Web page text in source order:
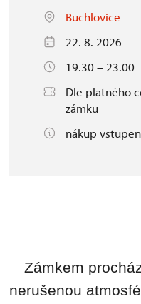
Buchlovice
22. 8. 2026
19.30 – 23.00
Dle platného
zámku
nákup
Zámkem
nerušenou